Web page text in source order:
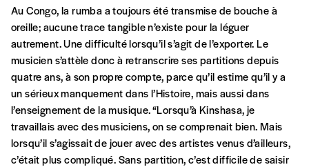
CONNEXION
Mot de passe oublié?
A partir de 2021,Imag, le magazine de
l’interculturel,vous est proposé àPRIX LIBRE
Le prix libre est un mode de fixation du prix
par l’acheteur d’un bien ou d’un service, qui
peut être une manière pour lui de payer le prix
qu’il estime juste. Dans l’objectif de rendre nos
activités et publications accessibles, et
d’affirmer notre attachement aux valeurs de
solidarité, nous vous proposons d’estimer
vous-mêmes le coût de notre publication.
Au Congo, la rumba a toujours été transmise de bouche à
oreille; aucune trace tangible n’existe pour la léguer
autrement. Une difficulté lorsqu’il s’agit de l’exporter. Le
musicien s’attèle donc à retranscrire ses partitions depuis
quatre ans, à son propre compte, parce qu’il estime qu’il y a
un sérieux manquement dans l’Histoire, mais aussi dans
l’enseignement de la musique. “Lorsqu’à Kinshasa, je
travaillais avec des musiciens, on se comprenait bien. Mais
lorsqu’il s’agissait de jouer avec des artistes venus d’ailleurs,
c’était plus compliqué. Sans partition, c’est difficile de saisir